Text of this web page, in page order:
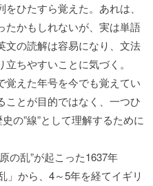
ひたすら覚えた。あれは、
たかもしれないが、実は単語
文の読解は容易になり、文法
ちやすいことに気づく。
覚えた年号を今でも覚えてい
ことが目的ではなく、一つひ
の”線”として理解するために
の乱”が起こった1637年
」から、4～5年を経てイギリ